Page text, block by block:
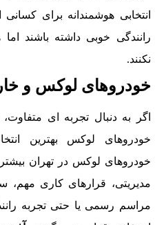
انتخابی هوشمندانه برای
رانندگی خوبی داشته باشند
نکنند.
خودروهای لوکس و
اگر به دنبال تجربه ای
خودروهای لوکس بهترین
خودروهای لوکس در تهران
مدیریتی، قرارهای کاری مهم،
مراسم رسمی یا حتی تجربه